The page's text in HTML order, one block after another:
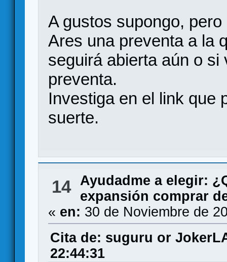
A gustos supongo,
Ares una preventa a la
seguirá abierta aún o si
preventa.
Investiga en el link que
suerte.
14 Ayudadme a elegir:
expansión comprar
« en: 30 de Noviembre de
Cita de: suguru or
22:44:31